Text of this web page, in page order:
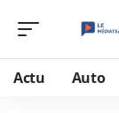
Actu Auto